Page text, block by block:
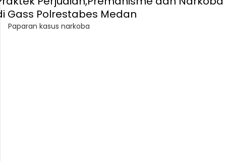
Paparan kasus narkoba